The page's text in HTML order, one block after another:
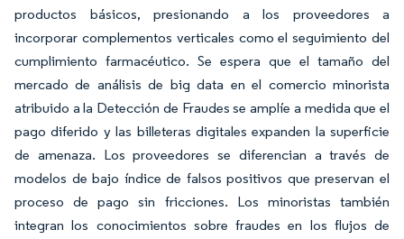
productos básicos, presionando a los proveedores a
incorporar complementos verticales como el seguimiento del
cumplimiento farmacéutico. Se espera que el tamaño del
mercado de análisis de big data en el comercio minorista
atribuido a la Detección de Fraudes se amplíe a medida que el
pago diferido y las billeteras digitales expanden la superficie
de amenaza. Los proveedores se diferencian a través de
modelos de bajo índice de falsos positivos que preservan el
proceso de pago sin fricciones. Los minoristas también
integran los conocimientos sobre fraudes en los flujos de